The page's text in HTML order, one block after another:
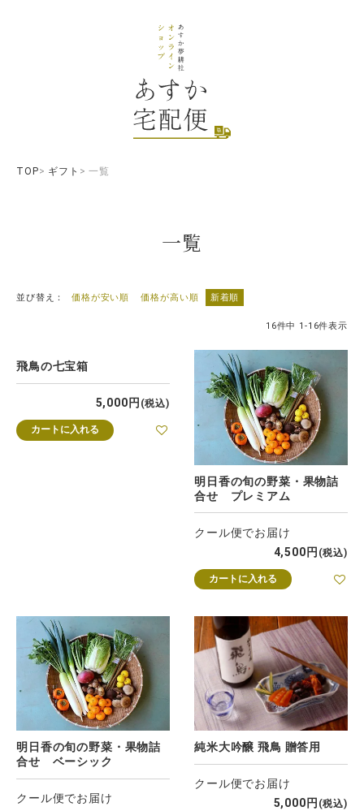
TOP ギフト 一覧
一覧
並び替え 価格が安い順 価格が高い順 新着順
16件中 1 -16件表示
飛鳥の七宝箱
5,000 税込
カートに入れる
明日香の旬の野菜・果物詰
合せ プレミアム
クール便でお届け
4,500
税込
カートに入れる
明日香の旬の野菜・果物詰
合せ ベーシック
クール便でお届け
純米大吟醸 飛鳥 贈答用
クール便でお届け
5,000
税込